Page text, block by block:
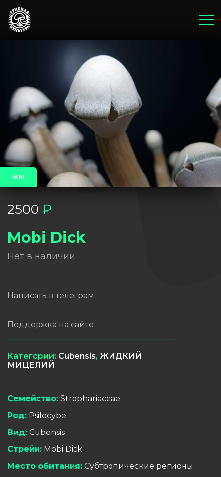
Оплата и доставка
Бонусы и акции
Блог
жм
2500 ₽
Mobi Dick
Нет в наличии
Категории: Cubensis, ЖИДКИЙ
МИЦЕЛИЙ
Написать в телеграм
Поддержка на сайте
Семейство: Strophariaceae
Род: Psilocybe
Вид: Cubensis
Стрейн: Mobi Dick
Место обитания: Субтропические регионы.